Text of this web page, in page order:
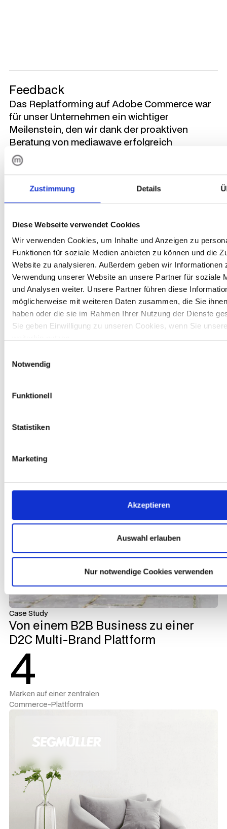
Zustimmung Details
Diese Webseite verwendet Cookies
Wir verwenden Cookies, um Inhalte und Anzeigen zu
Funktionen für soziale Medien anbieten zu können und die
Website zu analysieren. Außerdem geben wir Informationen
Verwendung unserer Website an unsere Partner für soziale
und Analysen weiter. Unsere Partner führen diese
möglicherweise mit weiteren Daten zusammen, die Sie
haben oder die sie im Rahmen Ihrer Nutzung der Dienste
Sie geben Einwilligung zu unseren Cookies, wenn Sie
Notwendig
Funktionell
Statistiken
Marketing
Akzeptieren
Auswahl erlauben
Nur notwendige Cookies verwenden
Feedback
Das Replatforming auf Adobe Commerce war
für unser Unternehmen ein wichtiger
Meilenstein, den wir dank der proaktiven
Beratung von mediawave erfolgreich
realisieren konnten. Die neue Plattform
ermöglicht uns nun, Inhalte deutlich effizienter
sowie zukunftsfähig auszurichten. Für die
partnerschaftliche Zusammenarbeit und
Beratungsleistung sind wir mediawave sehr
dankbar.
Michael Berkhan
E-Commerce Leiter bei Weinmann & Schanz
Weitere Case Studies
Case Study
Von einem B2B Business zu einer
D2C Multi-Brand Plattform
4
Marken auf einer zentralen
Commerce-Plattform